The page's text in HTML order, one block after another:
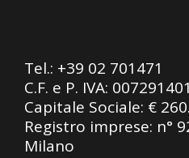
Tel.: +39 02 701471
C.F. e P. IVA:
Capitale Sociale: €
Registro imprese: n°
Milano